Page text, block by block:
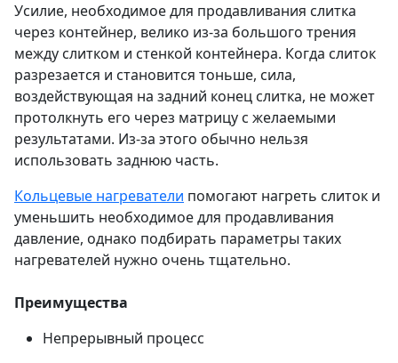
Усилие, необходимое для продавливания слитка
через контейнер, велико из-за большого трения
между слитком и стенкой контейнера. Когда слиток
разрезается и становится тоньше, сила,
воздействующая на задний конец слитка, не может
протолкнуть его через матрицу с желаемыми
результатами. Из-за этого обычно нельзя
использовать заднюю часть.
Кольцевые нагреватели помогают нагреть слиток и
уменьшить необходимое для продавливания
давление, однако подбирать параметры таких
нагревателей нужно очень тщательно.
Преимущества
Непрерывный процесс